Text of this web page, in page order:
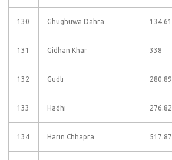
130 Ghughuwa Dahra 134.61
131 Gidhan Khar 338
132 Gudli 280.89
133 Hadhi 276.82
134 Harin Chhapra 517.87